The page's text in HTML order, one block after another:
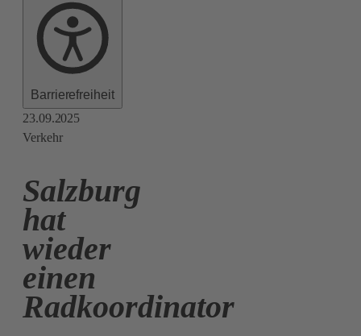
Barrierefreiheit
23.09.2025
Verkehr
Salzburg
hat
wieder
einen
Radkoordinator